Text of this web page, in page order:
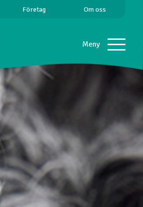
Företag Om oss
Meny